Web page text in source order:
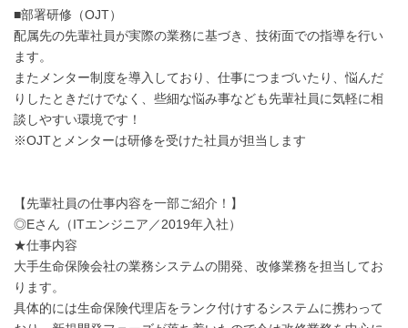
■部署研修（OJT）
配属先の先輩社員が実際の業務に基づき、技術面での指導を行い
ます。
またメンター制度を導入しており、仕事につまづいたり、悩んだ
りしたときだけでなく、些細な悩み事なども先輩社員に気軽に相
談しやすい環境です！
※OJTとメンターは研修を受けた社員が担当します
【先輩社員の仕事内容を一部ご紹介！】
◎Eさん（ITエンジニア／2019年入社）
★仕事内容
大手生命保険会社の業務システムの開発、改修業務を担当してお
ります。
具体的には生命保険代理店をランク付けするシステムに携わって